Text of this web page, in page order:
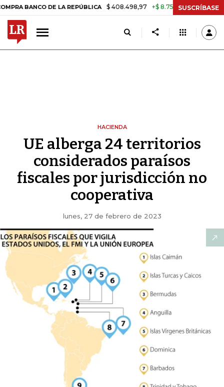
DE LA REPÚBLICA $ 408.498,97 +$ 8.753,81 +2,19% TASA DE
SUSCRÍBASE
HACIENDA
UE alberga 24 territorios
considerados paraísos
fiscales por jurisdicción no
cooperativa
lunes, 27 de febrero de 2023